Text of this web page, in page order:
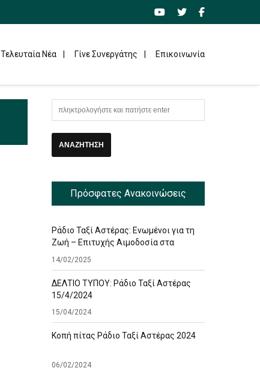
Τελευταία Νέα Γίνε Συνεργάτης Επικοινωνία
Πρόσφατες Ανακοινώσεις
Ράδιο Ταξί Αστέρας: Ενωμένοι για τη
Ζωή – Επιτυχής Αιμοδοσία στα
14/02/2025
ΔΕΛΤΙΟ ΤΥΠΟΥ: Ράδιο Ταξί Αστέρας
15/4/2024
15/04/2024
Κοπή πίτας Ράδιο Ταξί Αστέρας 2024
06/02/2024